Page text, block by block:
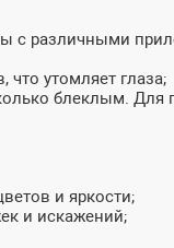
с различными
утомляет глаза;
блеклым. Для
и яркости;
и искажений;